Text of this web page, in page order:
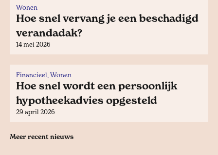
Wonen
Hoe snel vervang je een beschadigd
verandadak?
14 mei 2026
Financieel, Wonen
Hoe snel wordt een persoonlijk
hypotheekadvies opgesteld
29 april 2026
Meer recent nieuws